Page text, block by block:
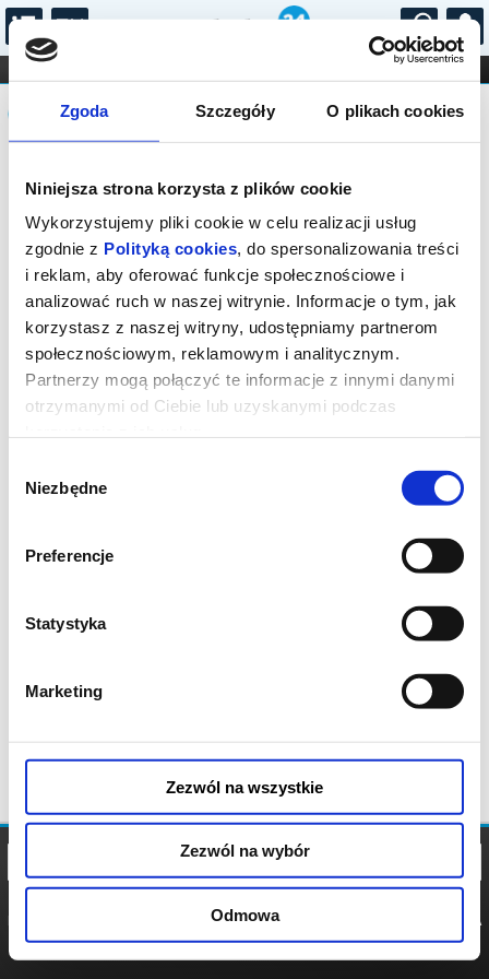
Zgoda Szczegóły O plikach cookies
Niniejsza strona korzysta z plików cookie
Wykorzystujemy pliki cookie w celu realizacji usług
zgodnie z Polityką cookies, do spersonalizowania treści
i reklam, aby oferować funkcje społecznościowe i
analizować ruch w naszej witrynie. Informacje o tym, jak
korzystasz z naszej witryny, udostępniamy partnerom
społecznościowym, reklamowym i analitycznym.
Partnerzy mogą połączyć te informacje z innymi danymi
otrzymanymi od Ciebie lub uzyskanymi podczas
zgody
Niezbędne
Preferencje
Statystyka
Marketing
Zezwól na wszystkie
Zezwól na wybór
Odmowa
...
FILHARMONIA OPERA I BALET
STAND-UP
DLA DZIECI
Komunikat
Sprzedaż biletów on-line na wydarzenie
została zakończona.
POLITYKA
POLITYKA